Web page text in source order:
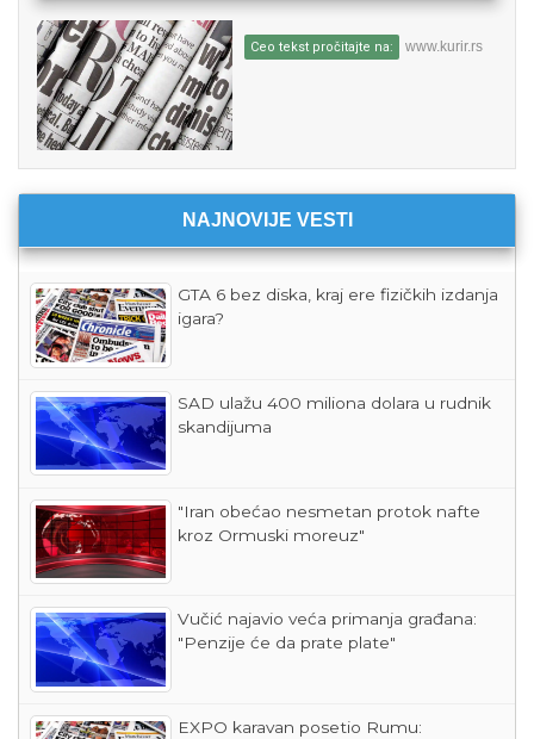
Ceo tekst pročitajte na: www.kurir.rs
NAJNOVIJE VESTI
GTA 6 bez diska, kraj ere fizičkih izdanja
igara?
SAD ulažu 400 miliona dolara u rudnik
skandijuma
"Iran obećao nesmetan protok nafte
kroz Ormuski moreuz"
Vučić najavio veća primanja građana:
"Penzije će da prate plate"
EXPO karavan posetio Rumu: